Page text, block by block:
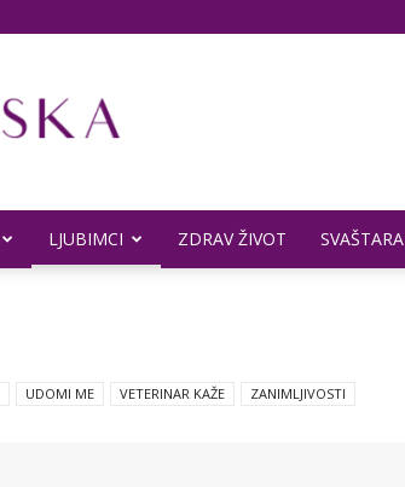
LJUBIMCI ZDRAV ŽIVOT SVAŠTARA
UDOMI ME VETERINAR KAŽE ZANIMLJIVOSTI